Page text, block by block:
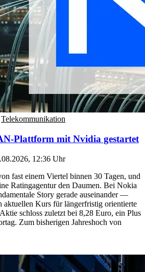
Telekommunikation
Plattform mit Nvidia gestartet
12:36 Uhr
fast einem Viertel binnen 30 Tagen, und
Ratingagentur den Daumen. Bei Nokia
Story gerade auseinander —
aktuellen Kurs für längerfristig orientierte
schloss zuletzt bei 8,28 Euro, ein Plus
Zum bisherigen Jahreshoch von